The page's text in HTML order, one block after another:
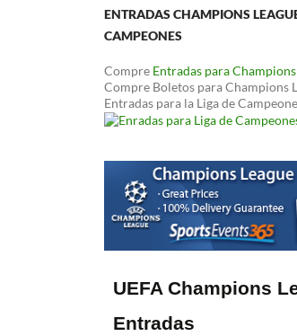
ENTRADAS CHAMPIONS
CAMPEONES
Compre Entradas para Champions
Compre Boletos para Champions
Entradas para la Liga de